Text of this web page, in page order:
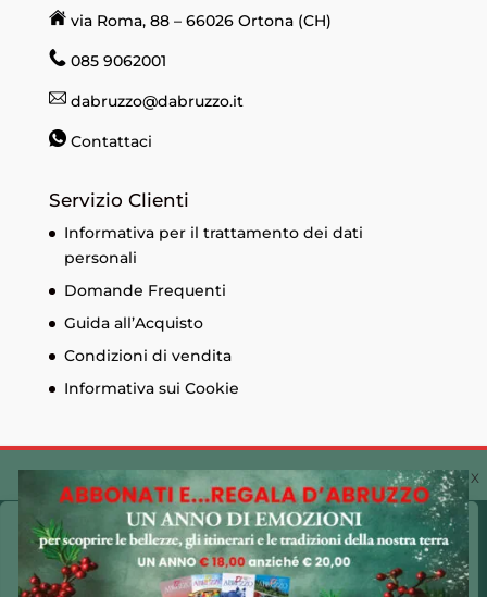
Cookie Policy 🍪
Utilizziamo i cookie sul nostro sito Web per offrirti
via Roma, 88 – 66026 Ortona (CH)
085 9062001
dabruzzo@dabruzzo.it
Contattaci
Servizio Clienti
Informativa per il trattamento dei dati
personali
Domande Frequenti
Guida all’Acquisto
Condizioni di vendita
Informativa sui Cookie
© Edizioni Menabò. Iscrizione al registro delle
imprese di Chieti n. 93573 - Capitale sociale
30.600,00 € - P.I. 01525690697 Made by
CLAC!